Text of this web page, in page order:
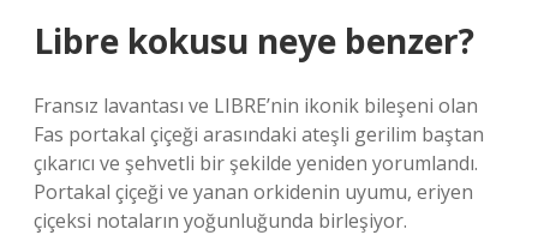
Libre kokusu neye benzer?
Fransız lavantası ve LIBRE’nin ikonik bileşeni olan
Fas portakal çiçeği arasındaki ateşli gerilim baştan
çıkarıcı ve şehvetli bir şekilde yeniden yorumlandı.
Portakal çiçeği ve yanan orkidenin uyumu, eriyen
çiçeksi notaların yoğunluğunda birleşiyor.